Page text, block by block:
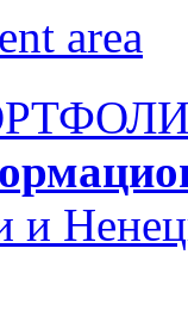
area